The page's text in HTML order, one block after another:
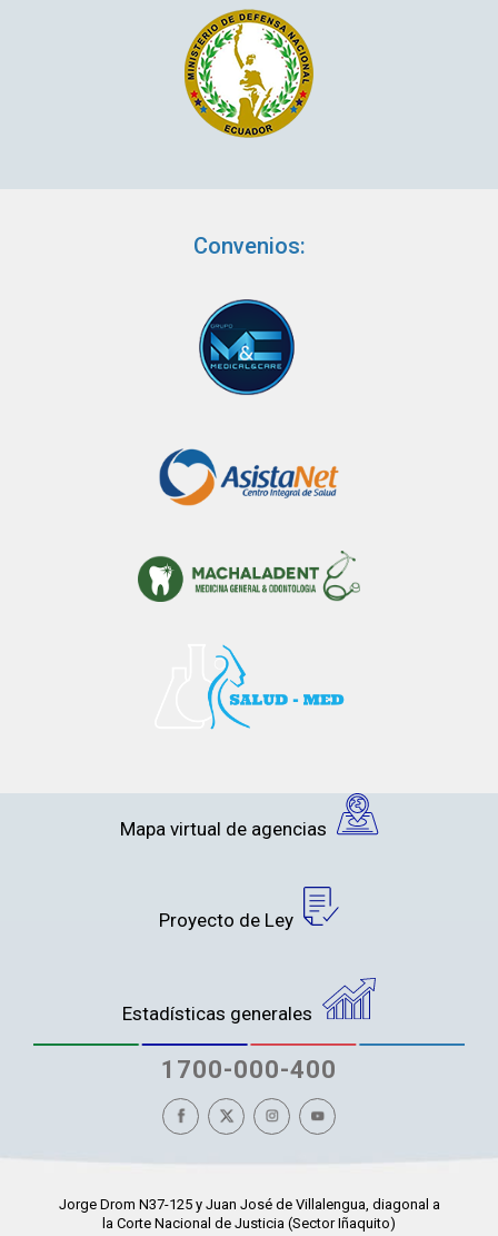
Convenios:
Mapa virtual de agencias
Proyecto de Ley
Estadísticas generales
1700-000-400
Jorge Drom N37-125 y Juan José de Villalengua, diagonal a
la Corte Nacional de Justicia (Sector Iñaquito)